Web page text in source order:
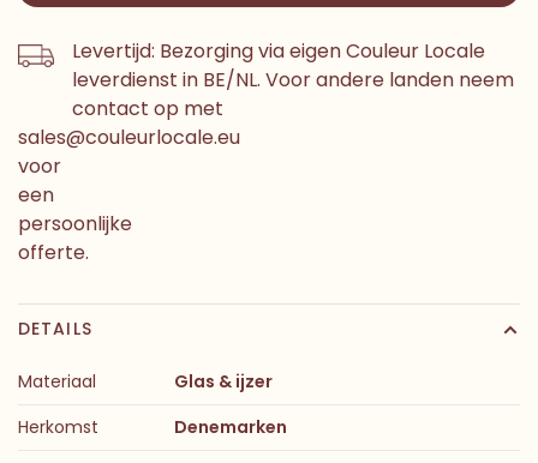
Levertijd: Bezorging via eigen Couleur Locale
leverdienst in BE/NL. Voor andere landen neem
contact op met
sales@couleurlocale.eu
voor
een
persoonlijke
offerte.
DETAILS
Materiaal
Glas & ijzer
Herkomst
Denemarken